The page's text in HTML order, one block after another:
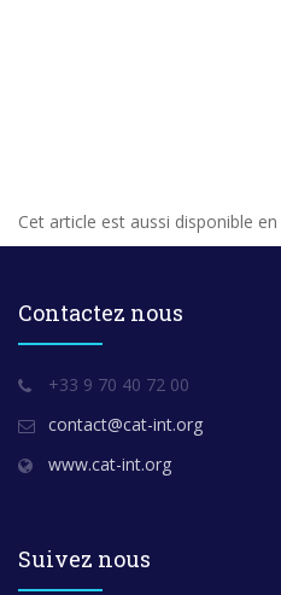
Cet article est aussi disponible en
Contactez nous
+33 9 70 40 72 00
contact@cat-int.org
www.cat-int.org
Suivez nous